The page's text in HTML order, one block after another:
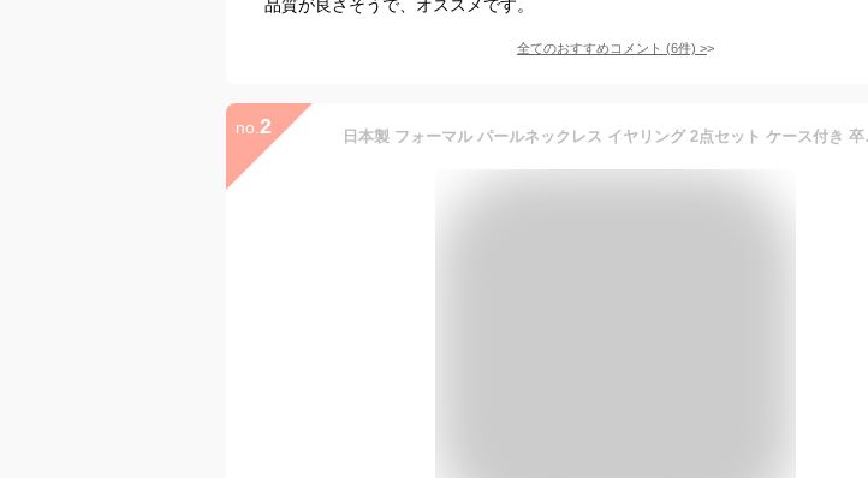
品質が良さそうで、オススメです。
全てのおすすめコメント (6件) >
no. 2 日本製 フォー